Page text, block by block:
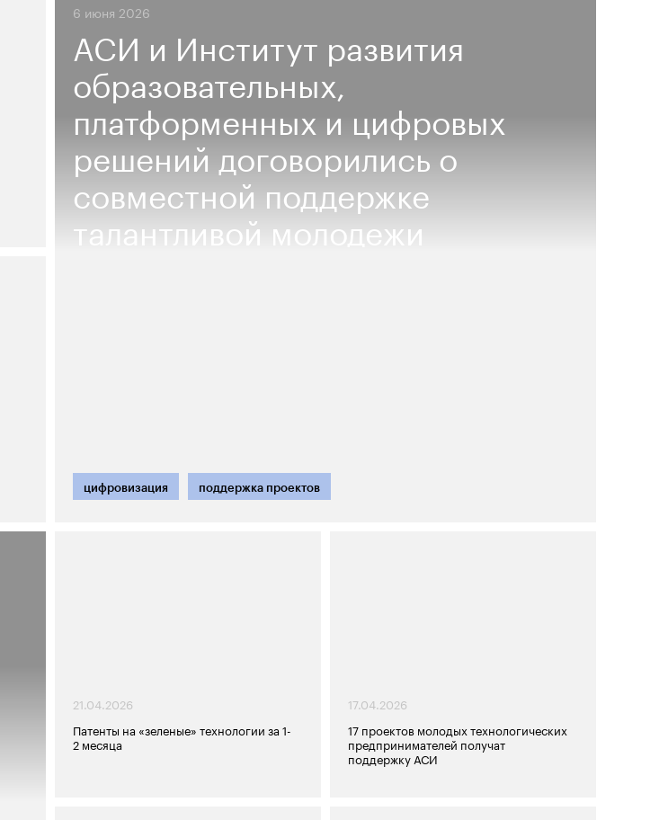
6 июня 2026
АСИ и Институт развития
образовательных,
платформенных и цифровых
решений договорились о
совместной поддержке
талантливой молодежи
цифровизация поддержка проектов
21.04.2026
Патенты на «зеленые» технологии за 1-
2 месяца
17.04.2026
17 проектов молодых технологических
предпринимателей получат
поддержку АСИ